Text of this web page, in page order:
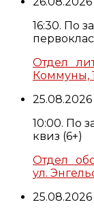
16:30. По
Отдел
Коммуны,
25.08.2026
10:00. По
квиз (6+)
Отдел
ул.
25.08.2026